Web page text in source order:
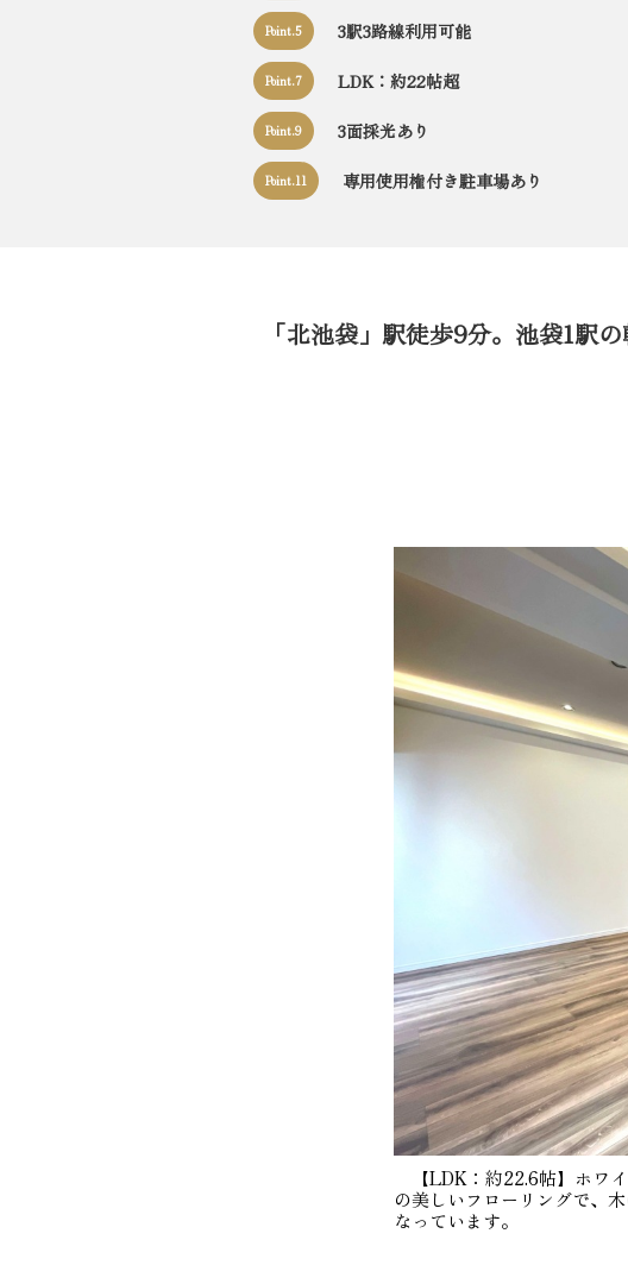
Point.5 3駅3路線利用可能
Point.7 LDK：約22帖超
Point.9 3面採光あり
Point.11 専用使用権付き駐車場あり
「北池袋」駅徒歩9分。池袋1駅
【LDK：約22.6帖】ホワ
の美しいフローリングで、
なっています。